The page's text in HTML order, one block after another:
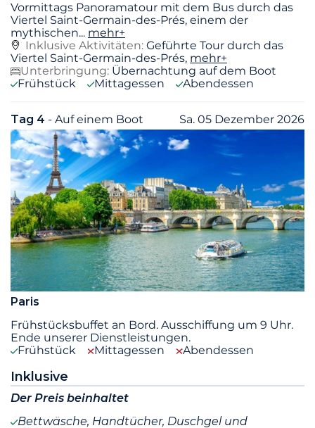
Vormittags Panoramatour mit dem Bus durch das
Viertel Saint-Germain-des-Prés, einem der
mythischen... mehr+
Inklusive Aktivitäten: Geführte Tour durch das
Viertel Saint-Germain-des-Prés, mehr+
Unterbringung: Übernachtung auf dem Boot
Frühstück
Mittagessen Abendessen
Tag 4 - Auf einem Boot Sa. 05 Dezember 2026
Paris
Frühstücksbuffet an Bord. Ausschiffung um 9 Uhr.
Ende unserer Dienstleistungen.
Frühstück
Mittagessen Abendessen
Inklusive
Der Preis beinhaltet
Bettwäsche, Handtücher, Duschgel und